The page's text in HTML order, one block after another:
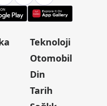
Teknoloji
Otomobil
Din
Tarih